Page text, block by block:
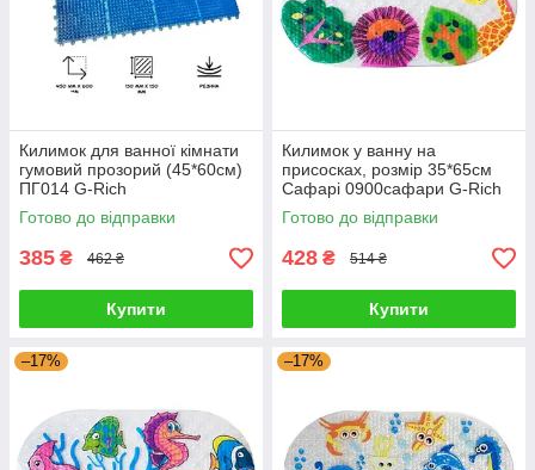
Килимок для ванної кімнати
гумовий прозорий (45*60см)
ПГ014 G-Rich
Готово до відправки
385 ₴ 462 ₴
Купити
Килимок у ванну на
присосках, розмір 35*65см
Сафарі 0900сафари G-Rich
Готово до відправки
428 ₴ 514 ₴
Купити
–17% –17%